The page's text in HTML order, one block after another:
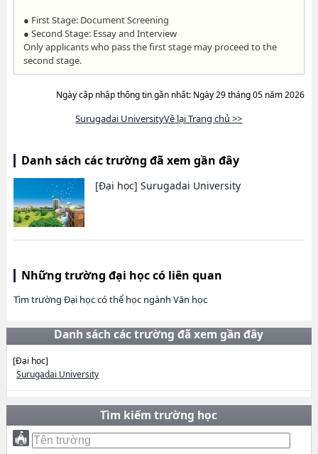
● First Stage: Document Screening
● Second Stage: Essay and Interview
Only applicants who pass the first stage may proceed to the
second stage.
Ngày cập nhập thông tin gần nhất: Ngày 29 tháng 05 năm 2026
Surugadai UniversityVề lại Trang chủ >>
Danh sách các trường đã xem gần đây
[Đại học] Surugadai University
Những trường đại học có liên quan
Tìm trường Đại học có thể học ngành Văn học
Danh sách các trường đã xem gần đây
[Đại học]
Surugadai University
Tìm kiếm trường học